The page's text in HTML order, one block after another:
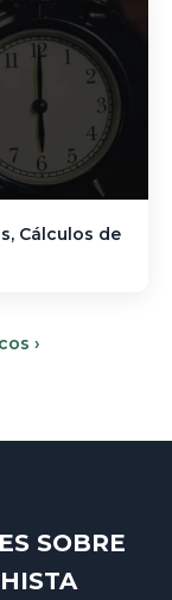
Cálculos de
›
SOBRE